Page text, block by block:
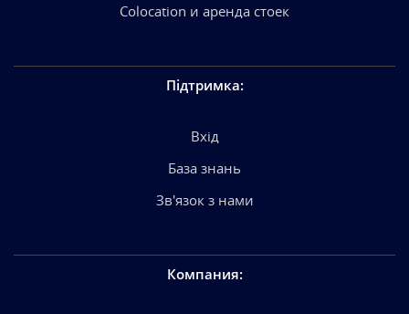
Colocation и аренда стоек
Підтримка:
Вхід
База знань
Зв'язок з нами
Компания: